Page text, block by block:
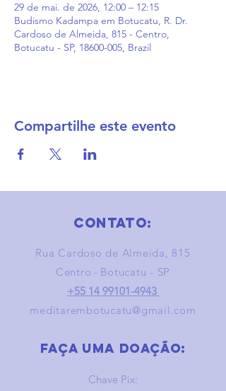
29 de mai. de 2026, 12:00 – 12:15
Budismo Kadampa em Botucatu, R. Dr.
Cardoso de Almeida, 815 - Centro,
Botucatu - SP, 18600-005, Brazil
Compartilhe este evento
Contato:
Rua Cardoso de Almeida, 815
Centro - Botucatu - SP
+55 14 99101-4943
meditarembotucatu@gmail.com
Faça uma doação:
Chave Pix: